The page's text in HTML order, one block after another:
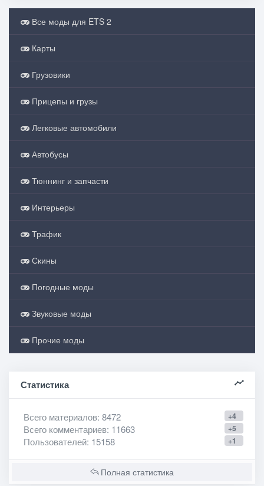
Все моды для ETS 2
Карты
Грузовики
Прицепы и грузы
Легковые автомобили
Автобусы
Тюннинг и запчасти
Интерьеры
Трафик
Скины
Погодные моды
Звуковые моды
Прочие моды
Статистика
+4
Всего материалов: 8472
+5
Всего комментариев: 11663
+1
Пользователей: 15158
Полная статистика